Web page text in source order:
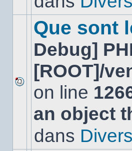
Aucun
nouveau
message
non-
dans
Que sont
Debug]
[ROOT]/
on line
an object
dans Divers